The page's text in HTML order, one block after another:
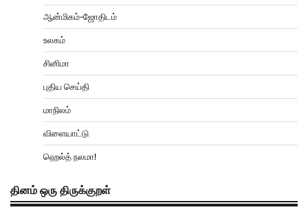
ஆன்மிகம்-ஜோதிடம்
உலகம்
சினிமா
புதிய செய்தி
மாநிலம்
விளையாட்டு
ஹெல்த் நலமா!
தினம் ஒரு திருக்குறள்